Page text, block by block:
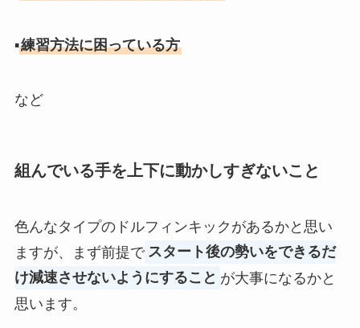
▪︎練習方法に困っている方
など
組んでいる手を上下に動かしすぎないこと
色んなタイプのドルフィンキックがあるかと思い
ますが、まず前提で スタート後の勢いをできるだ
け減速させないようにすること が大事になるかと
思います。